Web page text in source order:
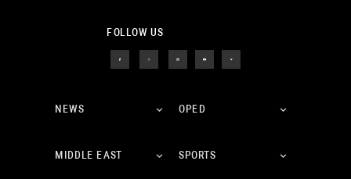
FOLLOW US
NEWS OPED
MIDDLE EAST SPORTS